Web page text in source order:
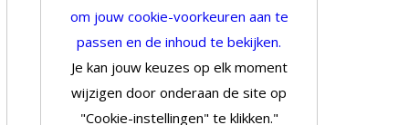
om jouw cookie-voorkeuren aan te
passen en de inhoud te bekijken.
Je kan jouw keuzes op elk moment
wijzigen door onderaan de site op
"Cookie-instellingen" te klikken."